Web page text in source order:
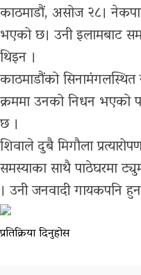
काठमाडौं, असोज २८।
भएको छ। उनी इलामबाट
थिइन ।
काठमाडौंको
क्रममा उनको निधन भएको
छ ।
शिवाले दुबै मिगौला
समस्याका साथै पाठेघरमा
। उनी जनवादी गायकपनि
प्रतिक्रिया दिनुहोस